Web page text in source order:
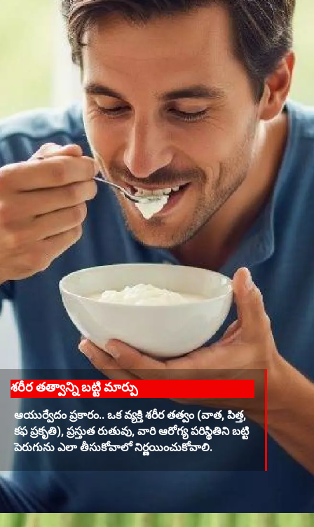
శరీర తత్వాన్ని బట్టి మార్పు
ఆయుర్వేదం ప్రకారం.. ఒక వ్యక్తి శరీర తత్వం (వాత, పిత్త,
కఫ ప్రకృతి), ప్రస్తుత రుతువు, వారి ఆరోగ్య పరిస్థితిని బట్టి
పెరుగును ఎలా తీసుకోవాలో నిర్ణయించుకోవాలి.